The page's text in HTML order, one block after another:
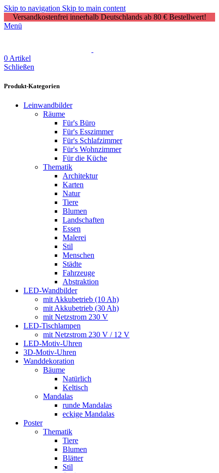
Skip to navigation Skip to main content
Versandkostenfrei innerhalb Deutschlands ab 80 € Bestellwert!
Menü
0 Artikel
Schließen
Produkt-Kategorien
Leinwandbilder
Räume
Für's Büro
Für's Esszimmer
Für's Schlafzimmer
Für's Wohnzimmer
Für die Küche
Thematik
Architektur
Karten
Natur
Tiere
Blumen
Landschaften
Essen
Malerei
Stil
Menschen
Städte
Fahrzeuge
Abstraktion
LED-Wandbilder
mit Akkubetrieb (10 Ah)
mit Akkubetrieb (30 Ah)
mit Netzstrom 230 V
LED-Tischlampen
mit Netzstrom 230 V / 12 V
LED-Motiv-Uhren
3D-Motiv-Uhren
Wanddekoration
Bäume
Natürlich
Keltisch
Mandalas
runde Mandalas
eckige Mandalas
Poster
Thematik
Tiere
Blumen
Blätter
Stil